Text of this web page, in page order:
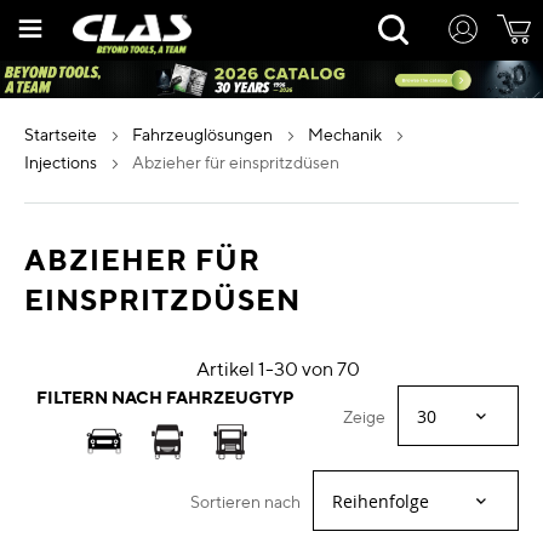
Inhalt
Rechercher
startseite fahrzeuglösungen
mechanik
injections
abzieher für einspritzdüsen
ABZIEHER FÜR
EINSPRITZDÜSEN
Artikel 1-30 von 70
FILTERN NACH FAHRZEUGTYP
Zeige
Sortieren nach